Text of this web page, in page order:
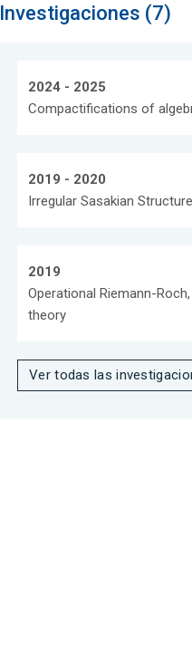
Investigaciones (7)
2024 - 2025
Compactifications of
2019 - 2020
Irregular Sasakian
2019
Operational Riemann-
theory
Ver todas las